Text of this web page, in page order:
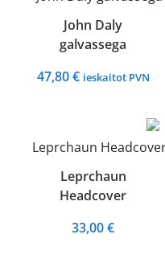
John Daly
galvassega
47,80€ ieskaitot PVN
Leprchaun
Headcover
33,00€